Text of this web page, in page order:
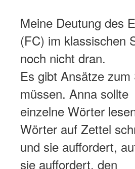
Meine Deutung des
(FC) im klassischen
noch nicht dran.
Es gibt Ansätze
müssen. Anna sollte
einzelne Wörter
Wörter auf Zettel
und sie auffordert,
sie auffordert, den